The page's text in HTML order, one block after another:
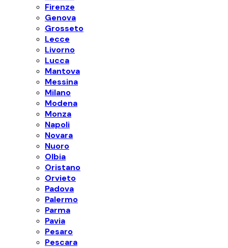
Firenze
Genova
Grosseto
Lecce
Livorno
Lucca
Mantova
Messina
Milano
Modena
Monza
Napoli
Novara
Nuoro
Olbia
Oristano
Orvieto
Padova
Palermo
Parma
Pavia
Pesaro
Pescara